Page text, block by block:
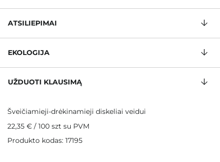
ATSILIEPIMAI
EKOLOGIJA
UŽDUOTI KLAUSIMĄ
Šveičiamieji-drėkinamieji diskeliai veidui
22,35 € / 100 szt su PVM
Produkto kodas: 17195